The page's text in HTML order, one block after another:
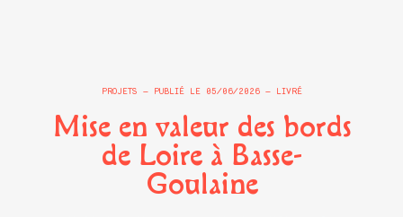
PROJETS PUBLIÉ LE 05/06/2026 LIVRÉ
Mise en valeur des bords
de Loire à Basse-
Goulaine